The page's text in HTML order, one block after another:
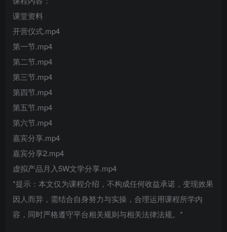
课堂资料
开营仪式.mp4
第一节.mp4
第二节.mp4
第三节.mp4
第四节.mp4
第五节.mp4
第六节.mp4
嘉宾分享.mp4
嘉宾分享2.mp4
虚拟产品月入5W文学分享.mp4
*提示：本文仅为课程介绍，不构成任何收益承诺，变现效果
因人而异，需结合自身努力与实操，合理运用课程所学内
容，同时严格遵守平台相关规则与相关法律法规。*